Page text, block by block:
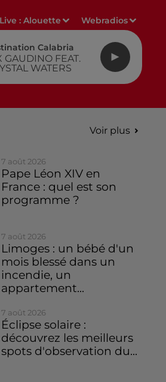
Live :Alouette Webradios
Calabria
GAUDINO FEAT.
WATERS
Voir plus
7 août 2026
Pape Léon XIV en
France : quel est son
programme ?
7 août 2026
Limoges : un bébé d'un
mois blessé dans un
incendie, un
appartement...
7 août 2026
Éclipse solaire :
découvrez les meilleurs
spots d'observation du...